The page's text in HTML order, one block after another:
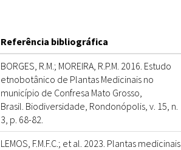
Referência bibliográfica
BORGES, R.M.; MOREIRA, R.P.M. 2016. Estudo
etnobotânico de Plantas Medicinais no
município de Confresa Mato Grosso,
Brasil. Biodiversidade, Rondonópolis, v. 15, n.
3, p. 68-82.
LEMOS, F.M.F.C.; et al. 2023. Plantas medicinais